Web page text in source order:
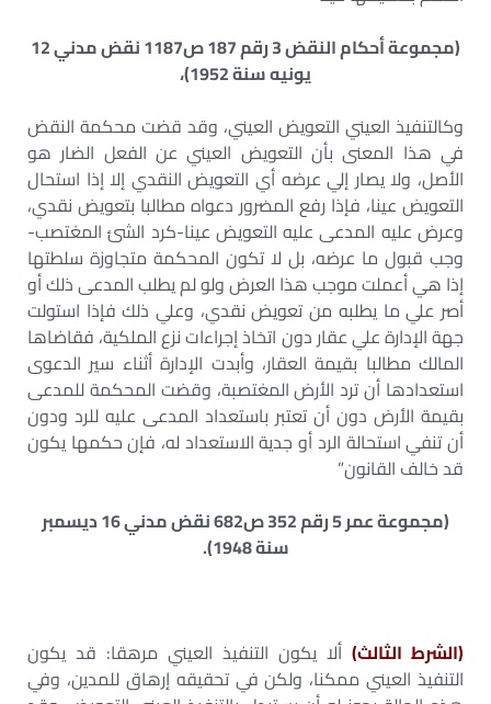
(مجموعة أحكام النقض 3 رقم 187 ص1187 نقض مدني 12
يونيه سنة 1952)،
وكالتنفيذ العيني التعويض العيني، وقد قضت محكمة النقض
في هذا المعنى بأن التعويض العيني عن الفعل الضار هو
الأصل، ولا يصار إلي عرضه أي التعويض النقدي إلا إذا استحال
التعويض عينا، فإذا رفع المضرور دعواه مطالبا بتعويض نقدي،
وعرض عليه المدعى عليه التعويض عينا-كرد الشئ المغتصب-
وجب قبول ما عرضه، بل لا تكون المحكمة متجاوزة سلطتها
إذا هي أعملت موجب هذا العرض ولو لم يطلب المدعى ذلك أو
أصر علي ما يطلبه من تعويض نقدي، وعلي ذلك فإذا استولت
جهة الإدارة علي عقار دون اتخاذ إجراءات نزع الملكية، فقاضاها
المالك مطالبا بقيمة العقار، وأبدت الإدارة أثناء سير الدعوى
استعدادها أن ترد الأرض المغتصبة، وقضت المحكمة للمدعى
بقيمة الأرض دون أن تعتبر باستعداد المدعى عليه للرد ودون
أن تنفي استحالة الرد أو جدية الاستعداد له، فإن حكمها يكون
قد خالف القانون”
(مجموعة عمر 5 رقم 352 ص682 نقض مدني 16 ديسمبر
سنة 1948).
(الشرط الثالث) ألا يكون التنفيذ العيني مرهقا: قد يكون
التنفيذ العيني ممكنا، ولكن في تحقيقه إرهاق للمدين، وفي